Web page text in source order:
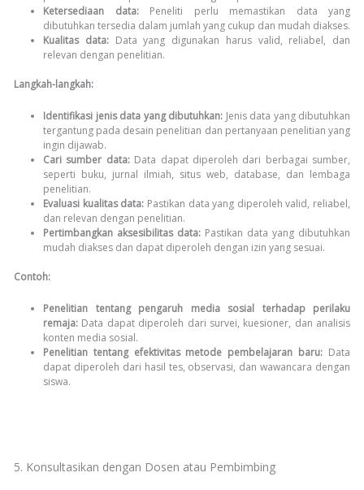
Ketersediaan data:Peneliti perlu memastikan data yang
dibutuhkan tersedia dalam jumlah yang cukup dan mudah diakses.
Kualitas data:Data yang digunakan harus valid, reliabel, dan
relevan dengan penelitian.
Langkah-langkah:
Identifikasi jenis data yang dibutuhkan: Jenis data yang dibutuhkan
tergantung pada desain penelitian dan pertanyaan penelitian yang
ingin dijawab.
Cari sumber data:Data dapat diperoleh dari berbagai sumber,
seperti buku, jurnal ilmiah, situs web, database, dan lembaga
penelitian.
Evaluasi kualitas data: Pastikan data yang diperoleh valid, reliabel,
dan relevan dengan penelitian.
Pertimbangkan aksesibilitas data: Pastikan data yang dibutuhkan
mudah diakses dan dapat diperoleh dengan izin yang sesuai.
Contoh:
Penelitian tentang pengaruh media sosial terhadap perilaku
remaja: Data dapat diperoleh dari survei, kuesioner, dan analisis
konten media sosial.
Penelitian tentang efektivitas metode pembelajaran baru: Data
dapat diperoleh dari hasil tes, observasi, dan wawancara dengan
siswa.
5. Konsultasikan dengan Dosen atau Pembimbing